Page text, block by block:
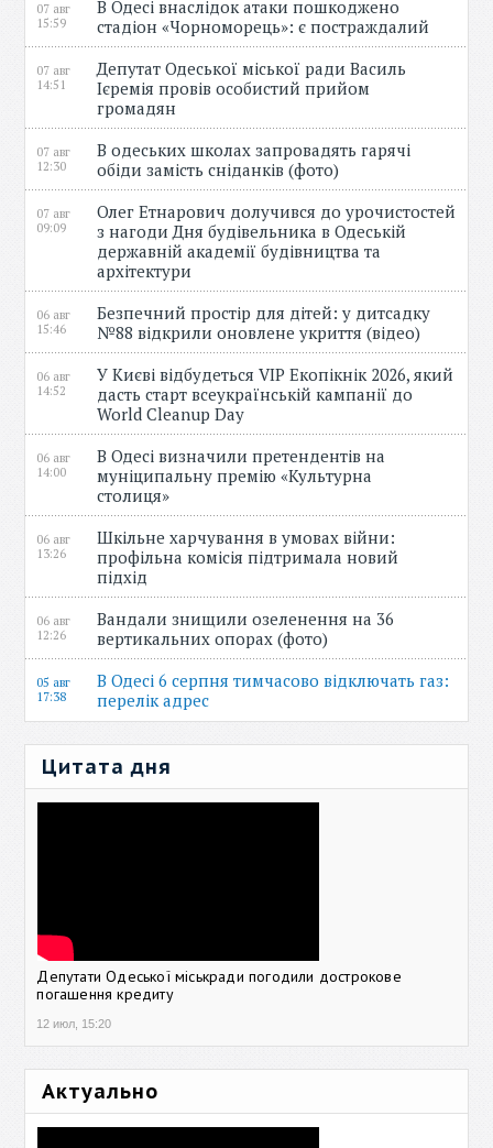
07 авг
15:59
В Одесі внаслідок атаки пошкоджено
стадіон «Чорноморець»: є постраждалий
07 авг
14:51
Депутат Одеської міської ради Василь
Ієремія провів особистий прийом
громадян
07 авг
12:30
В одеських школах запровадять гарячі
обіди замість сніданків (фото)
07 авг
09:09
Олег Етнарович долучився до урочистостей
з нагоди Дня будівельника в Одеській
державній академії будівництва та
архітектури
06 авг
15:46
Безпечний простір для дітей: у дитсадку
№88 відкрили оновлене укриття (відео)
06 авг
14:52
У Києві відбудеться VIP Екопікнік 2026, який
дасть старт всеукраїнській кампанії до
World Cleanup Day
06 авг
14:00
В Одесі визначили претендентів на
муніципальну премію «Культурна
столиця»
06 авг
13:26
Шкільне харчування в умовах війни:
профільна комісія підтримала новий
підхід
06 авг
12:26
Вандали знищили озеленення на 36
вертикальних опорах (фото)
05 авг
17:38
В Одесі 6 серпня тимчасово відключать газ:
перелік адрес
Цитата дня
Депутати Одеської міськради погодили дострокове
погашення кредиту
12 июл, 15:20
Актуально